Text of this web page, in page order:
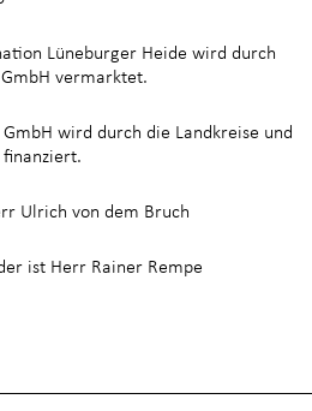
Lüneburger Heide wird durch
vermarktet.
wird durch die Landkreise und
Ulrich von dem Bruch
ist Herr Rainer Rempe